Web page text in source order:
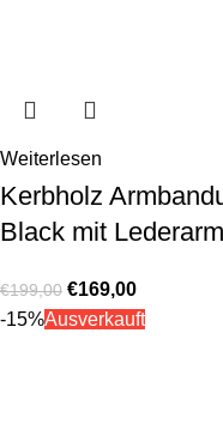
Weiterlesen
Kerbholz
Black mit
€199,00 €169,00
-15%Ausverkauft